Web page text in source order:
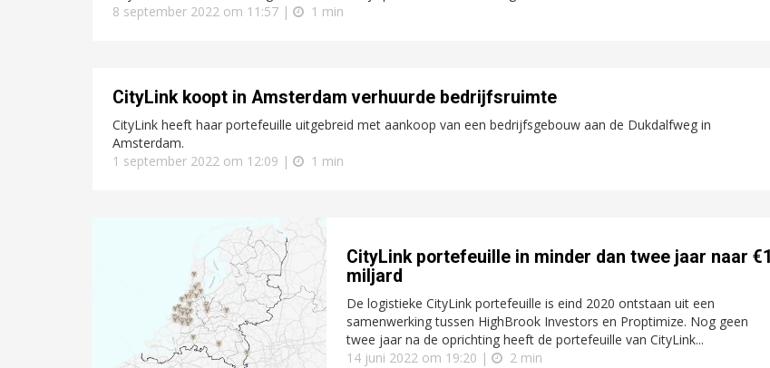
8 september 2022 om 11:57 |
1 min
CityLink koopt in Amsterdam verhuurde bedrijfsruimte
CityLink heeft haar portefeuille uitgebreid met aankoop van een bedrijfsgebouw aan de Dukdalfweg in
Amsterdam.
1 september 2022 om 12:09 |
1 min
CityLink portefeuille in minder dan twee jaar naar €1
miljard
De logistieke CityLink portefeuille is eind 2020 ontstaan uit een
samenwerking tussen HighBrook Investors en Proptimize. Nog geen
twee jaar na de oprichting heeft de portefeuille van CityLink...
14 juni 2022 om 19:20 |
2 min